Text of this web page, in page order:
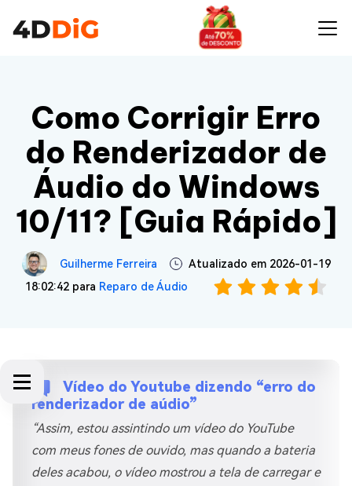
Como Corrigir Erro
do Renderizador de
Áudio do Windows
10/11? [Guia Rápido]
Guilherme Ferreira
Atualizado em 2026-01-19
18:02:42 para Reparo de Áudio
Vídeo do Youtube dizendo “erro do
renderizador de aúdio”
“Assim, estou assintindo um vídeo do YouTube
com meus fones de ouvido, mas quando a bateria
deles acabou, o vídeo mostrou a tela de carregar e